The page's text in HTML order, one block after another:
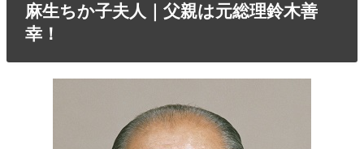
麻生ちか子夫人｜父親は元総理鈴木善
幸！